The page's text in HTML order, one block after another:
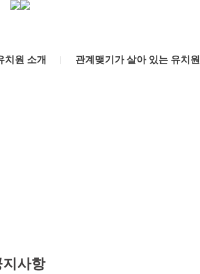
치원 소개 | 관계맺기가 살아 있는 유치원
지사항